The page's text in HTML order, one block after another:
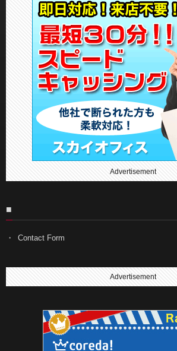
Advertisement
■
Contact Form
Advertisement